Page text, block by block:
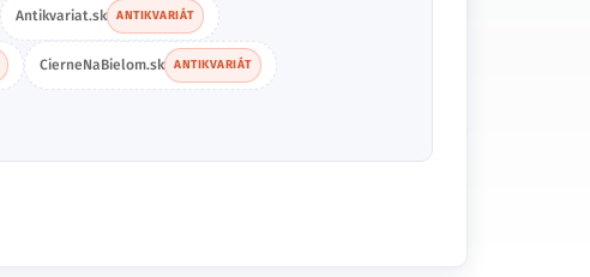
Antikvariat.sk ANTIKVARIÁT
CierneNaBielom.sk ANTIKVARIÁT